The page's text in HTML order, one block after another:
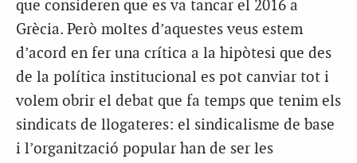
que consideren que es va tancar el 2016 a
Grècia. Però moltes d’aquestes veus estem
d’acord en fer una crítica a la hipòtesi que des
de la política institucional es pot canviar tot i
volem obrir el debat que fa temps que tenim els
sindicats de llogateres: el sindicalisme de base
i l’organització popular han de ser les